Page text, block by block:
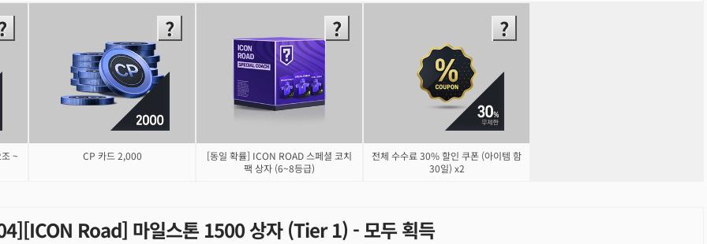
~ CP 카드 2,000
[동일 확률] ICON ROAD 스페셜 코치
팩 상자 (6~8등급)
전체 수수료 30% 할인 쿠폰 (아이템 함
30일) x2
Road] 마일스톤 1500 상자 (Tier 1) - 모두 획득